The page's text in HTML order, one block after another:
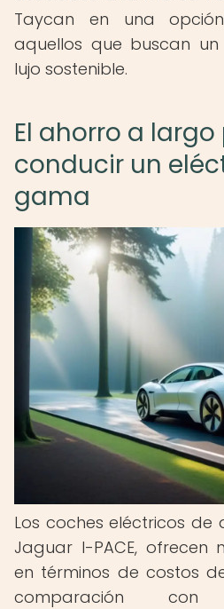
Taycan en una
aquellos que buscan
lujo sostenible.
El ahorro a
conducir un
gama
Los coches eléctricos
Jaguar I-PACE, ofrecen
en términos de costos
comparación